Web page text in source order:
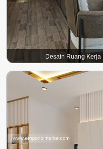
Desain Ruang Kerja